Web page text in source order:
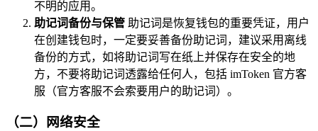
不明的应用。
助记词备份与保管 助记词是恢复钱包的重要凭证，用户
在创建钱包时，一定要妥善备份助记词，建议采用离线
备份的方式，如将助记词写在纸上并保存在安全的地
方，不要将助记词透露给任何人，包括 imToken 官方客
服（官方客服不会索要用户的助记词）。
（二）网络安全